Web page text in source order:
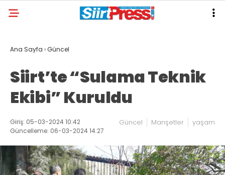
Ana Sayfa ›Güncel
Siirt’te “Sulama Teknik
Ekibi” Kuruldu
Giriş: 05-03-2024 10:42
Güncelleme: 06-03-2024 14:27
Güncel Manşetler yaşam